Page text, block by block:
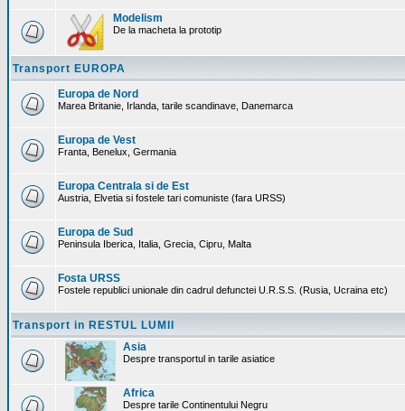
Modelism
De la macheta la prototip
Transport EUROPA
Europa de Nord
Marea Britanie, Irlanda, tarile scandinave, Danemarca
Europa de Vest
Franta, Benelux, Germania
Europa Centrala si de Est
Austria, Elvetia si fostele tari comuniste (fara URSS)
Europa de Sud
Peninsula Iberica, Italia, Grecia, Cipru, Malta
Fosta URSS
Fostele republici unionale din cadrul defunctei U.R.S.S. (Rusia, Ucraina etc)
Transport in RESTUL LUMII
Asia
Despre transportul in tarile asiatice
Africa
Despre tarile Continentului Negru